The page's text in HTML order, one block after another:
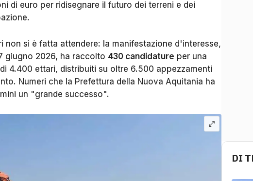
di euro per ridisegnare il futuro dei terreni e dei
non si è fatta attendere: la manifestazione d'interesse,
giugno 2026, ha raccolto 430 candidature per una
4.400 ettari, distribuiti su oltre 6.500 appezzamenti
Numeri che la Prefettura della Nuova Aquitania ha
un "grande successo".
DI